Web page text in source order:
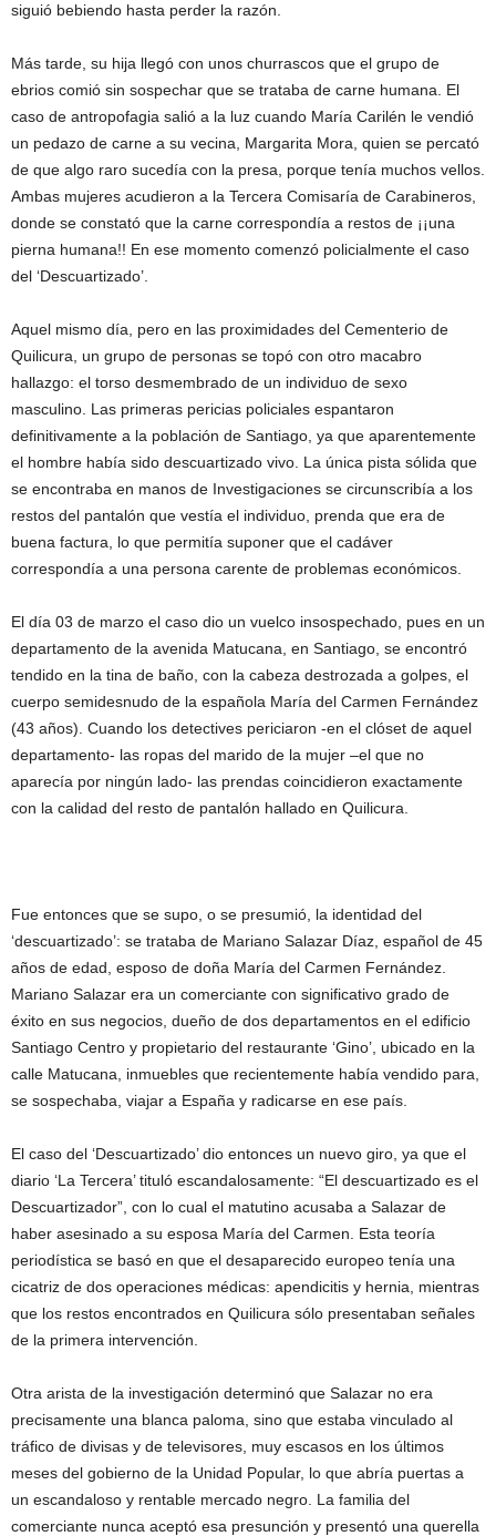
siguió bebiendo hasta perder la razón.
Más tarde, su hija llegó con unos churrascos que el grupo de
ebrios comió sin sospechar que se trataba de carne humana. El
caso de antropofagia salió a la luz cuando María Carilén le vendió
un pedazo de carne a su vecina, Margarita Mora, quien se percató
de que algo raro sucedía con la presa, porque tenía muchos vellos.
Ambas mujeres acudieron a la Tercera Comisaría de Carabineros,
donde se constató que la carne correspondía a restos de ¡¡una
pierna humana!! En ese momento comenzó policialmente el caso
del ‘Descuartizado’.
Aquel mismo día, pero en las proximidades del Cementerio de
Quilicura, un grupo de personas se topó con otro macabro
hallazgo: el torso desmembrado de un individuo de sexo
masculino. Las primeras pericias policiales espantaron
definitivamente a la población de Santiago, ya que aparentemente
el hombre había sido descuartizado vivo. La única pista sólida que
se encontraba en manos de Investigaciones se circunscribía a los
restos del pantalón que vestía el individuo, prenda que era de
buena factura, lo que permitía suponer que el cadáver
correspondía a una persona carente de problemas económicos.
El día 03 de marzo el caso dio un vuelco insospechado, pues en un
departamento de la avenida Matucana, en Santiago, se encontró
tendido en la tina de baño, con la cabeza destrozada a golpes, el
cuerpo semidesnudo de la española María del Carmen Fernández
(43 años). Cuando los detectives periciaron -en el clóset de aquel
departamento- las ropas del marido de la mujer –el que no
aparecía por ningún lado- las prendas coincidieron exactamente
con la calidad del resto de pantalón hallado en Quilicura.
Fue entonces que se supo, o se presumió, la identidad del
‘descuartizado’: se trataba de Mariano Salazar Díaz, español de 45
años de edad, esposo de doña María del Carmen Fernández.
Mariano Salazar era un comerciante con significativo grado de
éxito en sus negocios, dueño de dos departamentos en el edificio
Santiago Centro y propietario del restaurante ‘Gino’, ubicado en la
calle Matucana, inmuebles que recientemente había vendido para,
se sospechaba, viajar a España y radicarse en ese país.
El caso del ‘Descuartizado’ dio entonces un nuevo giro, ya que el
diario ‘La Tercera’ tituló escandalosamente: “El descuartizado es el
Descuartizador”, con lo cual el matutino acusaba a Salazar de
haber asesinado a su esposa María del Carmen. Esta teoría
periodística se basó en que el desaparecido europeo tenía una
cicatriz de dos operaciones médicas: apendicitis y hernia, mientras
que los restos encontrados en Quilicura sólo presentaban señales
de la primera intervención.
Otra arista de la investigación determinó que Salazar no era
precisamente una blanca paloma, sino que estaba vinculado al
tráfico de divisas y de televisores, muy escasos en los últimos
meses del gobierno de la Unidad Popular, lo que abría puertas a
un escandaloso y rentable mercado negro. La familia del
comerciante nunca aceptó esa presunción y presentó una querella